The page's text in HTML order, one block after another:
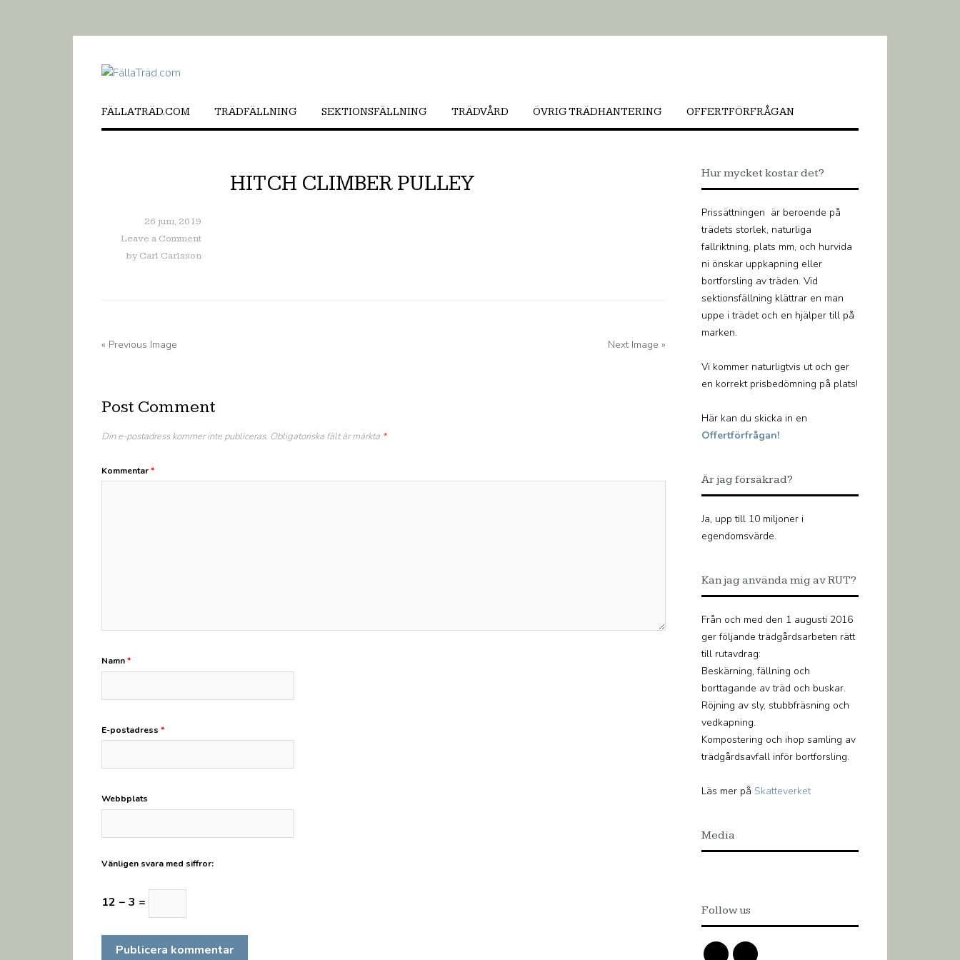
FÄLLATRÄD.COM TRÄDFÄLLNING SEKTIONSFÄLLNING TRÄDVÅRD ÖVRIG TRÄDHANTERING OFFERTFÖRFRÅGAN
HITCH CLIMBER PULLEY
26 juni, 2019
Leave a Comment
byCarl Carlsson
« Previous Image Next Image »
Post Comment
Din e-postadress kommer inte publiceras. Obligatoriska fält är märkta *
Kommentar*
Namn*
E-postadress *
Webbplats
Vänligen svara med siffror:
12 − 3 =
Hur mycket kostar det?
Prissättningen är beroende på
trädets storlek, naturliga
fallriktning, plats mm, och hurvida
ni önskar uppkapning eller
bortforsling av träden. Vid
sektionsfällning klättrar en man
uppe i trädet och en hjälper till på
marken.
Vi kommer naturligtvis ut och ger
en korrekt prisbedömning på plats!
Här kan du skicka in en
Offertförfrågan!
Är jag försäkrad?
Ja, upp till 10 miljoner i
egendomsvärde.
Kan jag använda mig av RUT?
Från och med den 1 augusti 2016
ger följande trädgårdsarbeten rätt
till rutavdrag:
Beskärning, fällning och
borttagande av träd och buskar.
Röjning av sly, stubbfräsning och
vedkapning.
Kompostering och ihop samling av
trädgårdsavfall inför bortforsling.
Läs mer på Skatteverket
Media
Follow us